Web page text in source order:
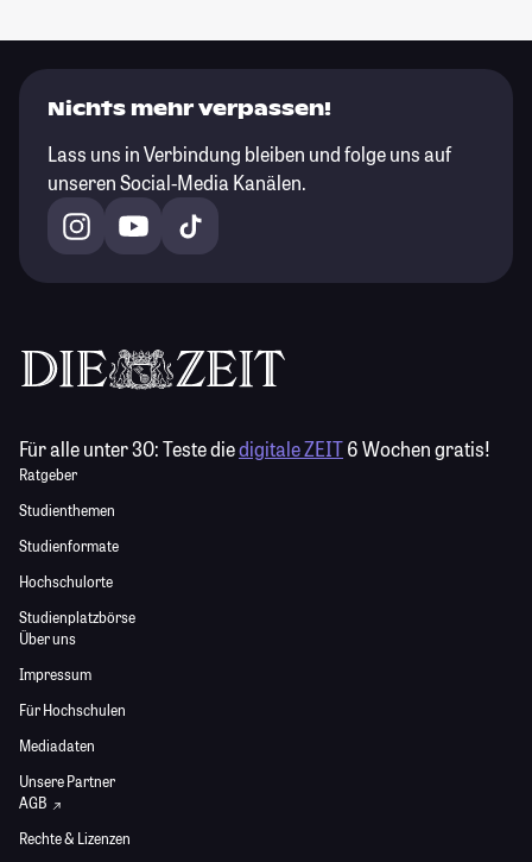
Nichts mehr verpassen!
Lass uns in Verbindung bleiben und folge uns auf
unseren Social-Media Kanälen.
Für alle unter 30:Teste diedigitale ZEIT6 Wochen gratis!
Ratgeber
Studienthemen
Studienformate
Hochschulorte
Studienplatzbörse
Über uns
Impressum
Für Hochschulen
Mediadaten
Unsere Partner
AGB
Rechte & Lizenzen